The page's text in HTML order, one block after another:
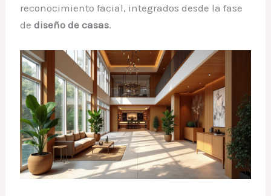
reconocimiento facial, integrados desde la fase
dediseño de casas.